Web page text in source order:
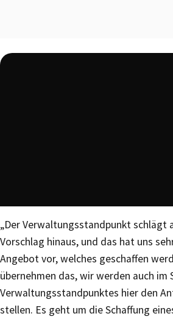
„Der Verwaltungsstandpunkt schlägt
Vorschlag hinaus, und das hat uns
Angebot vor, welches geschaffen
übernehmen das, wir werden auch im
Verwaltungsstandpunktes hier den
stellen. Es geht um die Schaffung